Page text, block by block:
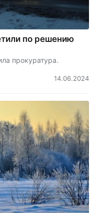
по решению
прокуратура.
14.06.2024